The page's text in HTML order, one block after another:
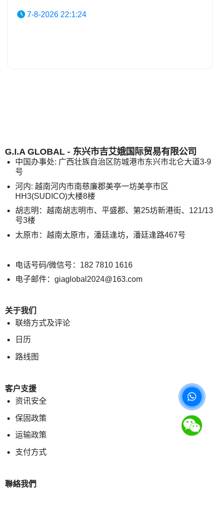
7-8-2026 22:1:24
G.I.A GLOBAL - 东兴市吉艾娥国际贸易有限公司
中国办事处: 广西壮族自治区防城港市东兴市北仑大道3-9
号
河内: 越南河内市南慈廉郡美亭一坊美亭市区
HH3(SUDICO)大楼8楼
胡志明：越南胡志明市、平盛郡、第25坊新港街、121/13
号3楼
太原市：越南太原市，潘廷逢坊，潘廷逢路467号
电话号码/微信号：182 7810 1616
电子邮件：giaglobal2024@163.com
关于我们
联络方式及评论
日历
路线图
客户支援
资讯安全
保固政策
运输政策
支付方式
聯絡我們